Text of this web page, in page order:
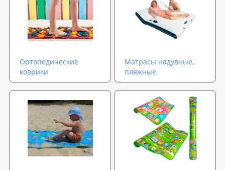
Ортопедические
коврики
Матрасы надувные,
пляжные